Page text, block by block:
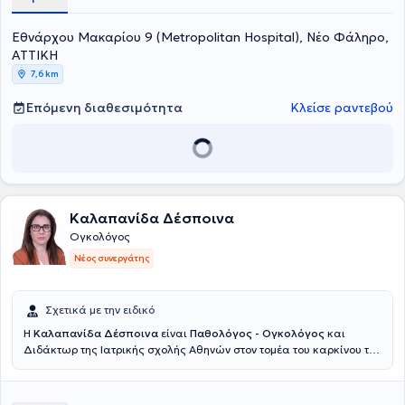
Εθνάρχου Μακαρίου 9 (Metropolitan Hospital), Νέο Φάληρο,
ΑΤΤΙΚΗ
7,6 km
Επόμενη διαθεσιμότητα Κλείσε ραντεβού
Καλαπανίδα Δέσποινα
Ογκολόγος
Νέος συνεργάτης
Σχετικά με την ειδικό
Η Καλαπανίδα Δέσποινα είναι Παθολόγος - Ογκολόγος και
Διδάκτωρ της Ιατρικής σχολής Αθηνών στον τομέα του καρκίνου του
είναι να στέκεται ουσιαστικά δίπλα στους ασθενείς με καρκίνο σε